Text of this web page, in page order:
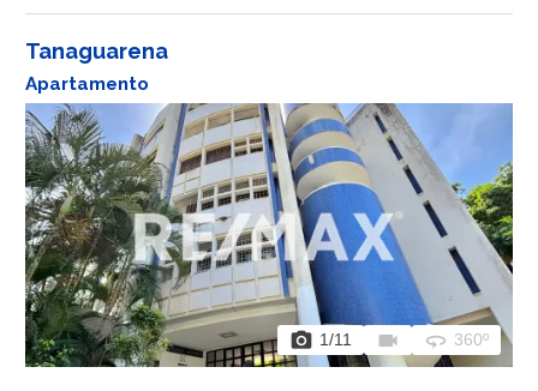
Tanaguarena
Apartamento
photo_camera 1/11 videocam 360 360º